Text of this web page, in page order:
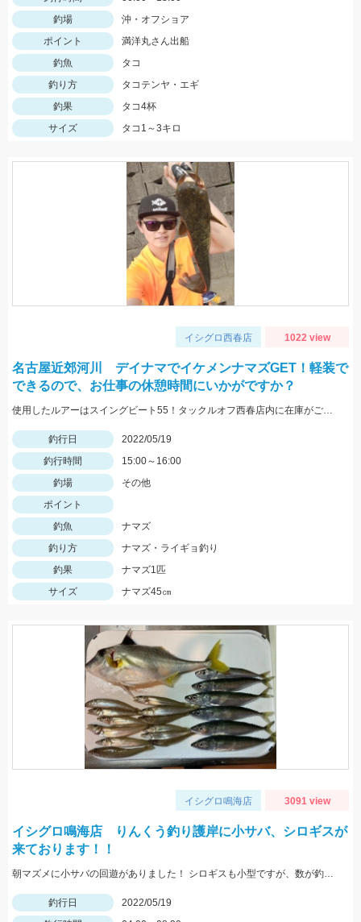
釣場
沖・オフショア
ポイント
満洋丸さん出船
釣魚
タコ
釣り方
タコテンヤ・エギ
釣果
タコ4杯
サイズ
タコ1～3キロ
イシグロ西春店 1022 view
名古屋近郊河川 デイナマでイケメンナマズGET！軽装で
できるので、お仕事の休憩時間にいかがですか？
使用したルアーはスイングビート55！タックルオフ西春店内に在庫がございます！
釣行日
2022/05/19
釣行時間
15:00～16:00
釣場
その他
ポイント
釣魚
ナマズ
釣り方
ナマズ・ライギョ釣り
釣果
ナマズ1匹
サイズ
ナマズ45㎝
イシグロ鳴海店 3091 view
イシグロ鳴海店 りんくう釣り護岸に小サバ、シロギスが
来ております！！
朝マズメに小サバの回遊がありました！ シロギスも小型ですが、数が釣れていますよ！
釣行日
2022/05/19